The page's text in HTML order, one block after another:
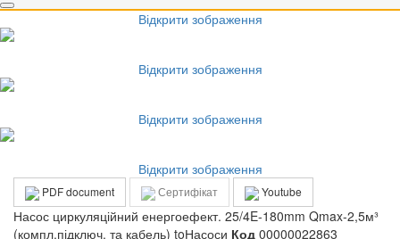
Відкрити зображення
Відкрити зображення
Відкрити зображення
Відкрити зображення
PDF document Сертифікат Youtube
Насос циркуляційний енергоефект. 25/4E-180mm Qmax-2,5м³
(компл.підключ. та кабель) toНасоси Код 00000022863